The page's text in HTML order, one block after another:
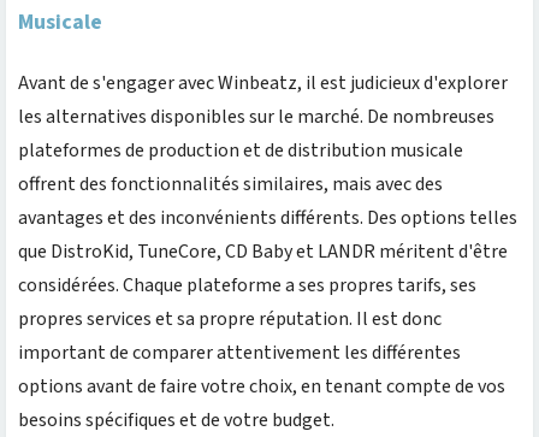
Musicale
Avant de s'engager avec Winbeatz, il est judicieux d'explorer
les alternatives disponibles sur le marché. De nombreuses
plateformes de production et de distribution musicale
offrent des fonctionnalités similaires, mais avec des
avantages et des inconvénients différents. Des options telles
que DistroKid, TuneCore, CD Baby et LANDR méritent d'être
considérées. Chaque plateforme a ses propres tarifs, ses
propres services et sa propre réputation. Il est donc
important de comparer attentivement les différentes
options avant de faire votre choix, en tenant compte de vos
besoins spécifiques et de votre budget.